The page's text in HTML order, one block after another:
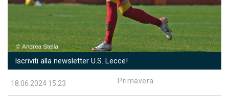
Iscriviti alla newsletter U.S. Lecce!
18.06.2024 15:23 Primavera